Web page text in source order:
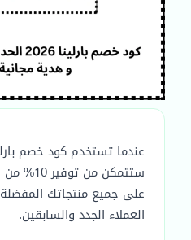
عندما تستخدم كود خصم بارلينا 2026
ستتمكن
على جميع منتجاتك
العملاء الجدد والسابقين.